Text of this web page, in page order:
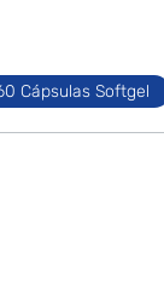
Cápsulas Softgel